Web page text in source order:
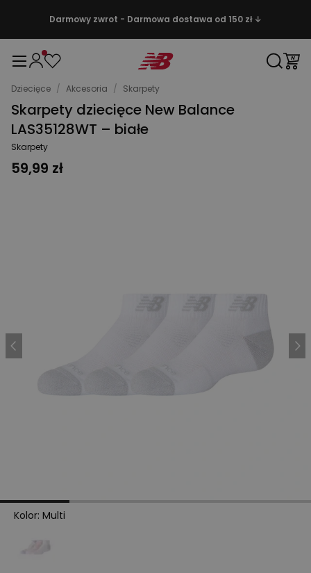
Darmowy zwrot - Darmowa dostawa od 150 zł ↓
Dziecięce / Akcesoria / Skarpety
Skarpety dziecięce New Balance
LAS35128WT – białe
Skarpety
59,99 zł
Kolor: Multi